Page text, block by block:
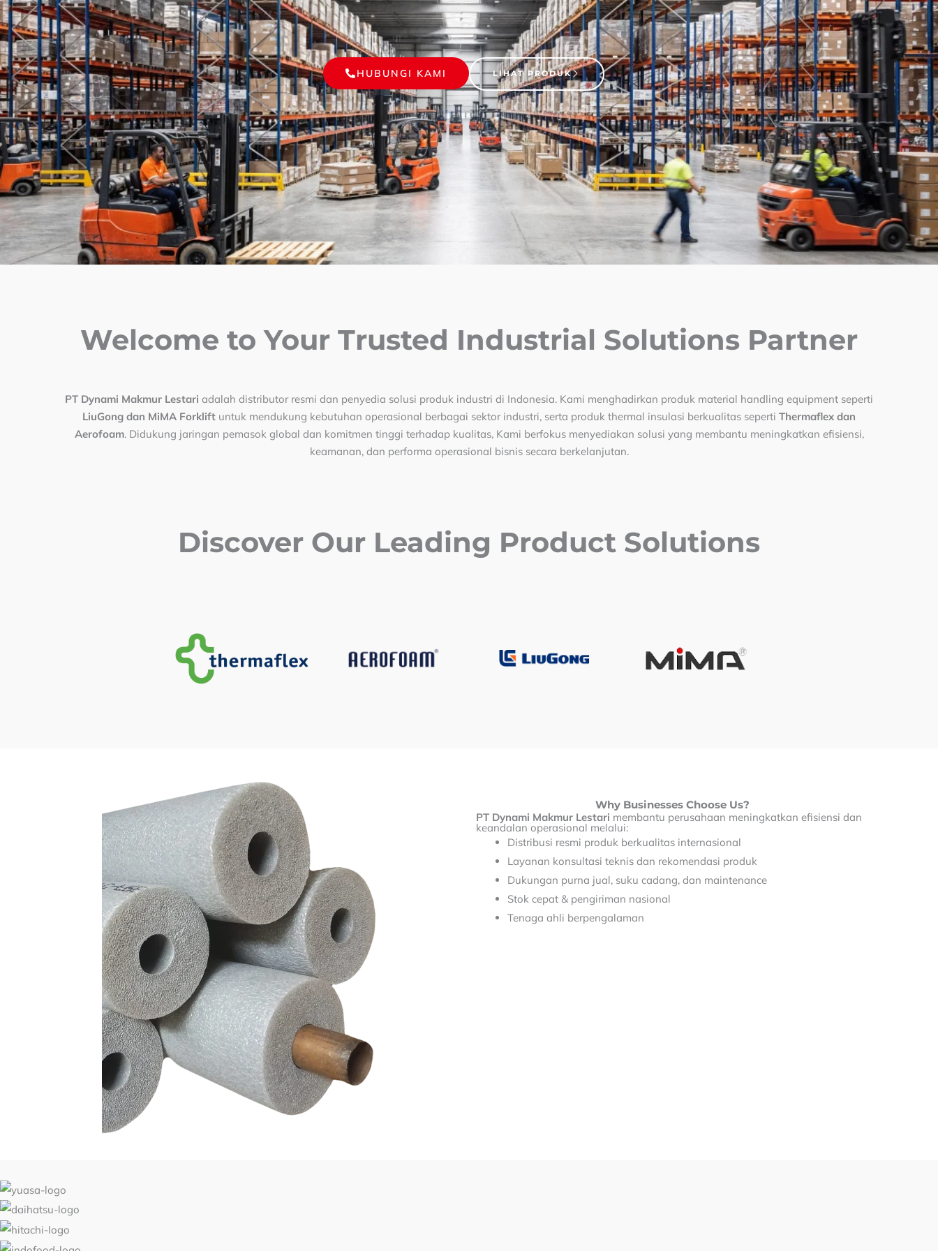
HUBUNGI KAMI LIHAT PRODUK
Welcome to Your Trusted Industrial Solutions Partner
PT Dynami Makmur Lestari adalah distributor resmi dan penyedia solusi produk industri di Indonesia. Kami menghadirkan produk material handling equipment seperti
LiuGong dan MiMA Forklift untuk mendukung kebutuhan operasional berbagai sektor industri, serta produk thermal insulasi berkualitas seperti Thermaflex dan
Aerofoam. Didukung jaringan pemasok global dan komitmen tinggi terhadap kualitas, Kami berfokus menyediakan solusi yang membantu meningkatkan efisiensi,
keamanan, dan performa operasional bisnis secara berkelanjutan.
Discover Our Leading Product Solutions
Why Businesses Choose Us?
PT Dynami Makmur Lestari membantu perusahaan meningkatkan efisiensi dan
keandalan operasional melalui:
Distribusi resmi produk berkualitas internasional
Layanan konsultasi teknis dan rekomendasi produk
Dukungan purna jual, suku cadang, dan maintenance
Stok cepat & pengiriman nasional
Tenaga ahli berpengalaman